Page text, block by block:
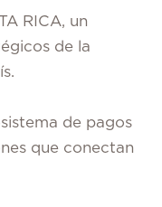
RICA, un
de la
de pagos
que conectan